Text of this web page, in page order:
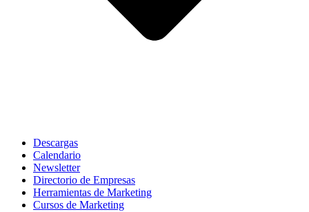
Descargas
Calendario
Newsletter
Directorio de Empresas
Herramientas de Marketing
Cursos de Marketing